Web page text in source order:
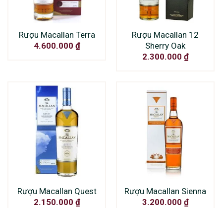
Rượu Macallan Terra
4.600.000 ₫
Rượu Macallan 12
Sherry Oak
2.300.000 ₫
Rượu Macallan Quest
2.150.000 ₫
Rượu Macallan Sienna
3.200.000 ₫